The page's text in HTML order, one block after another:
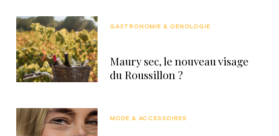
Maury sec, le nouveau visage
du Roussillon ?
GASTRONOMIE & OENOLOGIE
MODE & ACCESSOIRES